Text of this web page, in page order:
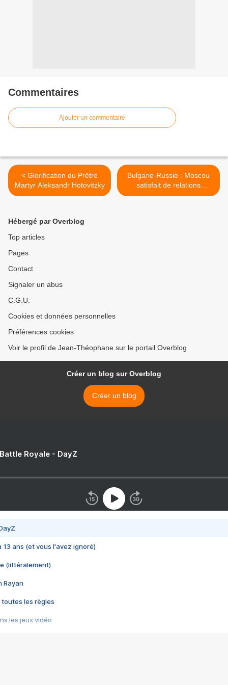
Commentaires
Ajouter un commentaire
< Glorification du Prêtre
Martyr Aleksandr Hotovitzky
Bulgarie-Russie : Moscou
satisfait de relations
bilatérales >
Hébergé par Overblog
Top articles
Pages
Contact
Signaler un abus
C.G.U.
Cookies et données personnelles
Préférences cookies
Voir le profil de Jean-Théophane sur le portail Overblog
Créer un blog sur Overblog
Créer un blog
Royale - DayZ
13 ans (et vous l'avez ignoré)
(littéralement)
Rayan
toutes les règles
les jeux vidéo